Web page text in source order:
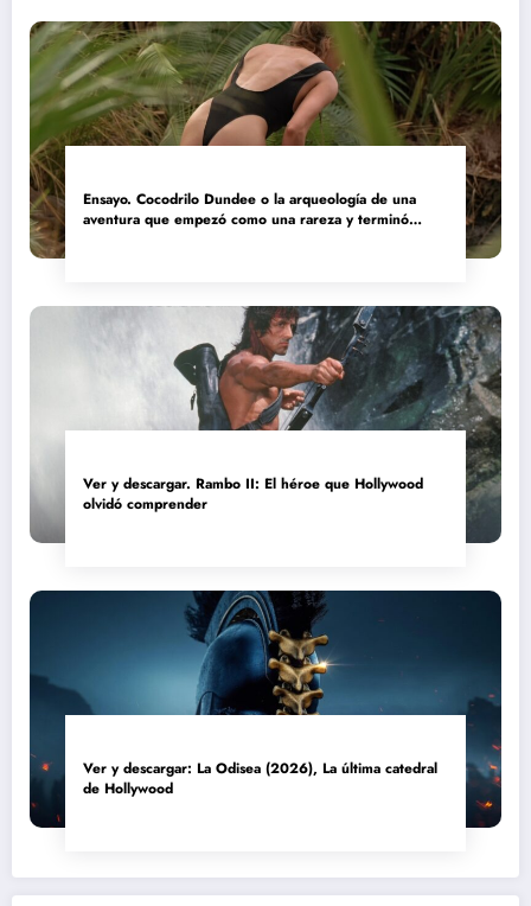
Ensayo. Cocodrilo Dundee o la arqueología de una
aventura que empezó como una rareza y terminó
Ver y descargar. Rambo II: El héroe que Hollywood
olvidó comprender
Ver y descargar: La Odisea (2026), La última catedral
de Hollywood